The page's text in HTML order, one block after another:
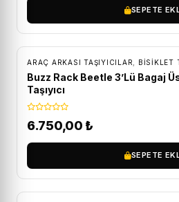
SEPETE
ARAÇ ARKASI TAŞIYICILAR BISIKLET
Buzz Rack Beetle 3’Lü Bagaj
Taşıyıcı
6.750,00 ₺
SEPETE